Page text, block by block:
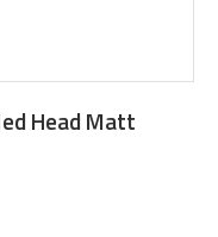
Head Matt